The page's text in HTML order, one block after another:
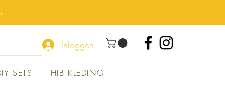
Inloggen
SETS HIB KLEDING